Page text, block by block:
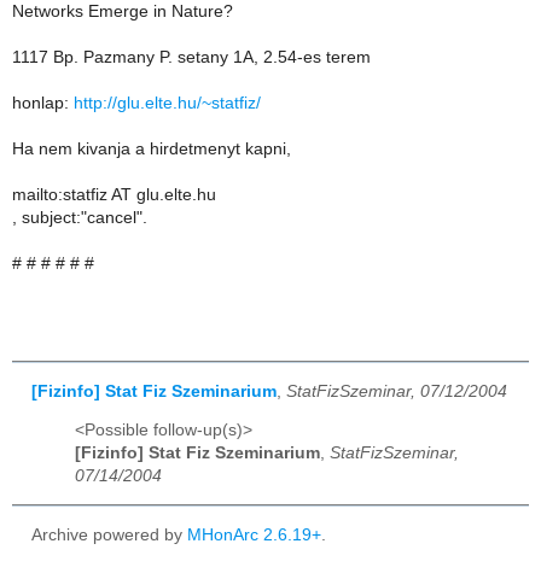
Networks Emerge in Nature?
1117 Bp. Pazmany P. setany 1A, 2.54-es terem
honlap: http://glu.elte.hu/~statfiz/
Ha nem kivanja a hirdetmenyt kapni,
mailto:statfiz AT glu.elte.hu
, subject:"cancel".
# # # # # #
[Fizinfo] Stat Fiz Szeminarium StatFizSzeminar, 07/12/2004
<Possible follow-up(s)>
[Fizinfo] Stat Fiz Szeminarium, StatFizSzeminar,
07/14/2004
Archive powered by MHonArc 2.6.19+.